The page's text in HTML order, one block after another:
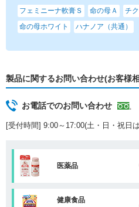
フェミニーナ軟膏Ｓ 命の母Ａ
チ
命の母ホワイト
ハナノア（共通）
製品に関するお問い合わせ(お客様
お電話でのお問い合わせ
[受付時間] 9:00～17:00(土・日・祝日
医薬品
健康食品